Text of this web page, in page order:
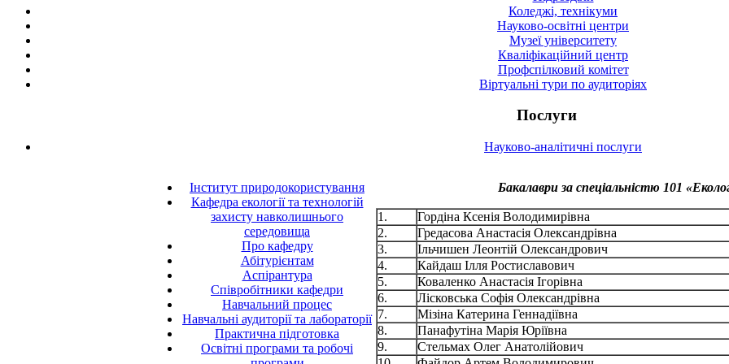
Коледжі, технікуми
Науково-освітні центри
Музеї університету
Кваліфікаційний центр
Профспілковий комітет
Віртуальні тури по аудиторіях
Послуги
Науково-аналітичні послуги
Інститут природокористування
Кафедра екології та технологій
захисту навколишнього
середовища
Про кафедру
Абітурієнтам
Аспірантура
Співробітники кафедри
Навчальний процес
Навчальні аудиторії та лабораторії
Практична підготовка
Освітні програми та робочі
Бакалаври за спеціальністю 101
1.
Гордіна Ксенія Володимирівна
2.
Гредасова Анастасія Олександрівна
3.
Ільчишен Леонтій Олександрович
4.
Кайдаш Ілля Ростиславович
5.
Коваленко Анастасія Ігорівна
6.
Лісковська Софія Олександрівна
7.
Мізіна Катерина Геннадіївна
8.
Панафутіна Марія Юріївна
9.
Стельмах Олег Анатолійович